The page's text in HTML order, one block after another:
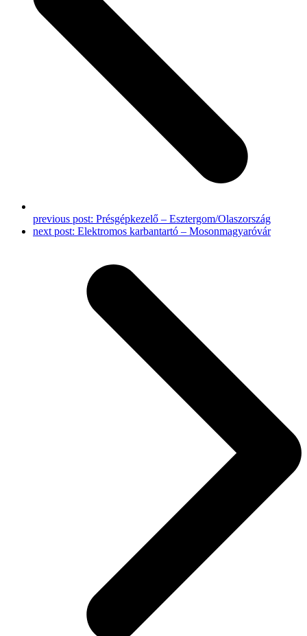
previous post: Présgépkezelő – Esztergom/Olaszország
next post: Elektromos karbantartó – Mosonmagyaróvár